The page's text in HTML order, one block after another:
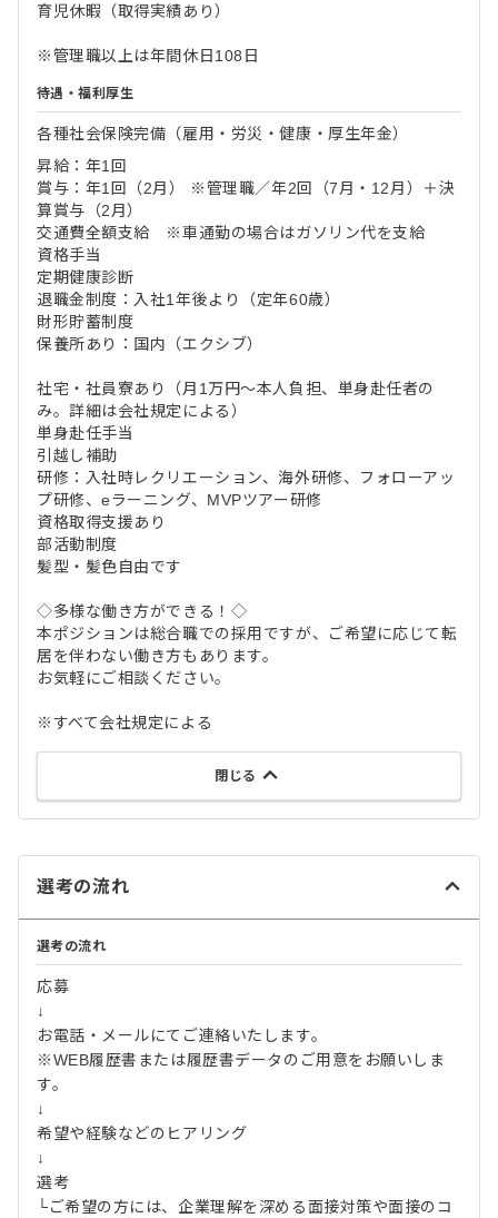
育児休暇（取得実績あり）
※管理職以上は年間休日108日
待遇・福利厚生
各種社会保険完備（雇用・労災・健康・厚生年金）
昇給：年1回
賞与：年1回（2月） ※管理職／年2回（7月・12月）＋決
算賞与（2月）
交通費全額支給 ※車通勤の場合はガソリン代を支給
資格手当
定期健康診断
退職金制度：入社1年後より（定年60歳）
財形貯蓄制度
保養所あり：国内（エクシブ）
社宅・社員寮あり（月1万円～本人負担、単身赴任者の
み。詳細は会社規定による）
単身赴任手当
引越し補助
研修：入社時レクリエーション、海外研修、フォローアッ
プ研修、eラーニング、MVPツアー研修
資格取得支援あり
部活動制度
髪型・髪色自由です
◇多様な働き方ができる！◇
本ポジションは総合職での採用ですが、ご希望に応じて転
居を伴わない働き方もあります。
お気軽にご相談ください。
※すべて会社規定による
閉じる
選考の流れ
選考の流れ
応募
↓
お電話・メールにてご連絡いたします。
※WEB履歴書または履歴書データのご用意をお願いしま
す。
↓
希望や経験などのヒアリング
↓
選考
└ご希望の方には、企業理解を深める面接対策や面接のコ